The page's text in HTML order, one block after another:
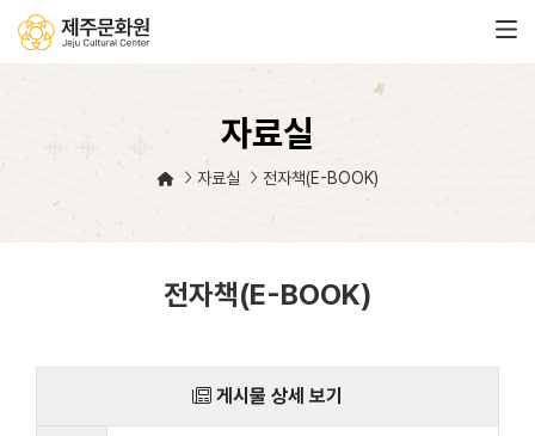
자료실
자료실 전자책(E-BOOK)
전자책(E-BOOK)
게시물 상세 보기